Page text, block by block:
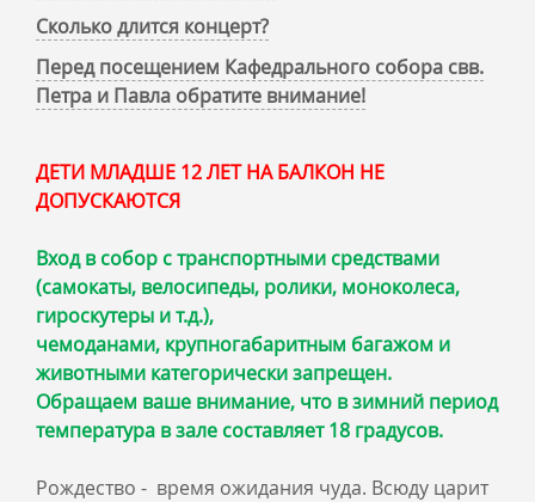
Сколько длится концерт?
Перед посещением Кафедрального собора свв.
Петра и Павла обратите внимание!
ДЕТИ МЛАДШЕ 12 ЛЕТ НА БАЛКОН НЕ
ДОПУСКАЮТСЯ
Вход в собор с транспортными средствами
(самокаты, велосипеды, ролики, моноколеса,
гироскутеры и т.д.),
чемоданами, крупногабаритным багажом и
животными категорически запрещен.
Обращаем ваше внимание, что в зимний период
температура в зале составляет 18 градусов.
Рождество - время ожидания чуда. Всюду царит